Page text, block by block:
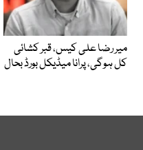
میر رضا علی کیس، قبر کشائی
کل ہوگی، پرانا میڈیکل بورڈ بحال